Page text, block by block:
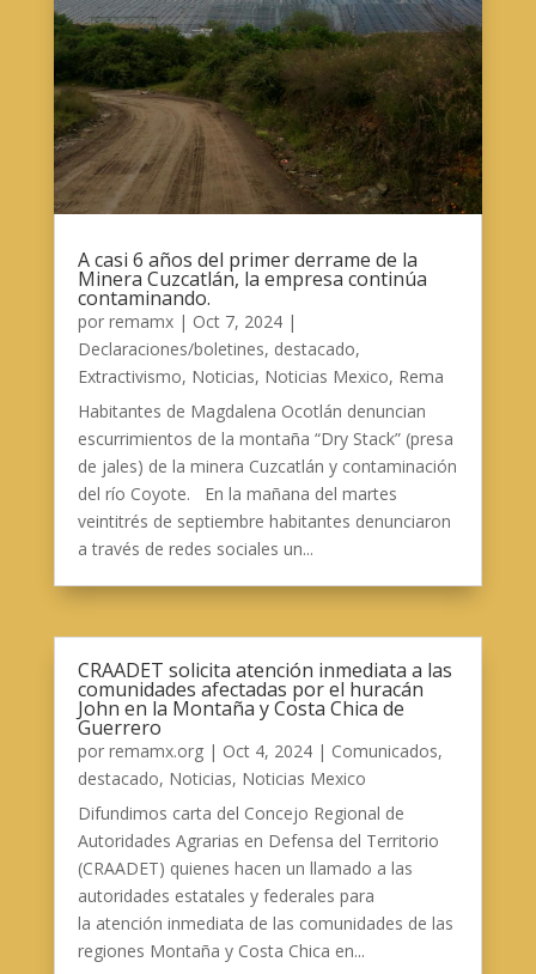
A casi 6 años del primer derrame de la
Minera Cuzcatlán, la empresa continúa
contaminando.
por remamx| Oct 7, 2024|
Declaraciones/boletines, destacado,
Extractivismo, Noticias, Noticias Mexico, Rema
Habitantes de Magdalena Ocotlán denuncian
escurrimientos de la montaña “Dry Stack” (presa
de jales) de la minera Cuzcatlán y contaminación
del río Coyote. En la mañana del martes
veintitrés de septiembre habitantes denunciaron
a través de redes sociales un...
CRAADET solicita atención inmediata a las
comunidades afectadas por el huracán
John en la Montaña y Costa Chica de
Guerrero
por remamx.org| Oct 4, 2024| Comunicados,
destacado, Noticias, Noticias Mexico
Difundimos carta del Concejo Regional de
Autoridades Agrarias en Defensa del Territorio
(CRAADET) quienes hacen un llamado a las
autoridades estatales y federales para
la atención inmediata de las comunidades de las
regiones Montaña y Costa Chica en...